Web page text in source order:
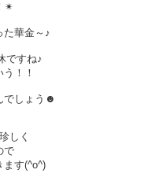
✴
た華金～♪
ですね♪
！！
でしょう☻
しく
で
ます(^o^)